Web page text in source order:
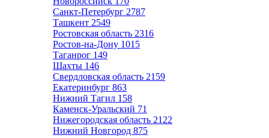
Санкт-Петербург 2787
Ташкент 2549
Ростовская область 2316
Ростов-на-Дону 1015
Таганрог 149
Шахты 146
Свердловская область 2159
Екатеринбург 863
Нижний Тагил 158
Каменск-Уральский 71
Нижегородская область 2122
Нижний Новгород 875